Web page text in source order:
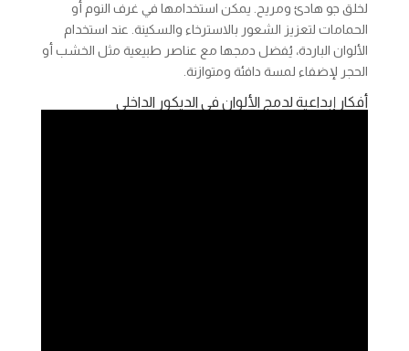
لخلق جو هادئ ومريح. يمكن استخدامها في غرف النوم أو
الحمامات لتعزيز الشعور بالاسترخاء والسكينة. عند استخدام
الألوان الباردة، يُفضل دمجها مع عناصر طبيعية مثل الخشب أو
الحجر لإضفاء لمسة دافئة ومتوازنة.
أفكار إبداعية لدمج الألوان في الديكور الداخلي